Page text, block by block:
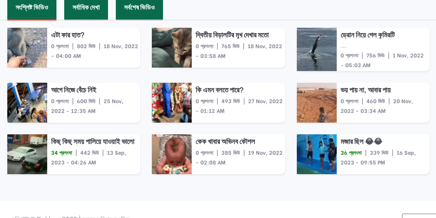
সংশ্লিষ্ট ভিডিও সর্বাধিক দেখা সর্বশেষ ভিডিও
এটা কার হাত?
0 প্রশংসা | 802 ভিউ | 18 Nov, 2022
- 04:00 AM
দ্বিতীয় বিড়ালটির মুখ দেখার মতো
0 প্রশংসা | 765 ভিউ | 18 Nov, 2022
- 03:58 AM
ড্রোন নিয়ে গেল কুমিরটি
...
0 প্রশংসা | 756 ভিউ | 1 Nov, 2022
- 05:03 AM
আগে নিজে বেঁচে নিই
0 প্রশংসা | 600 ভিউ | 25 Nov,
2022 - 12:35 AM
কি এমন বলতে পারে?
0 প্রশংসা | 493 ভিউ | 27 Nov, 2022
- 01:12 AM
ভয় পায় না, আবার পায়
0 প্রশংসা | 460 ভিউ | 20 Nov,
2022 - 03:34 AM
কিছু কিছু সময় পালিয়ে যাওয়াই ভালো
34 প্রশংসা | 442 ভিউ | 13 Sep,
2023 - 04:26 AM
কেক খাবার অভিনব কৌশল
0 প্রশংসা | 385 ভিউ | 19 Nov, 2022
- 02:08 AM
মজার ছিল 😂😂
36 প্রশংসা | 339 ভিউ | 16 Sep,
2023 - 09:55 PM